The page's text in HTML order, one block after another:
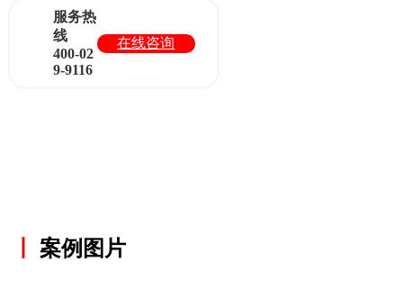
服务热
线
400-02
9-9116
在线咨询
案例图片